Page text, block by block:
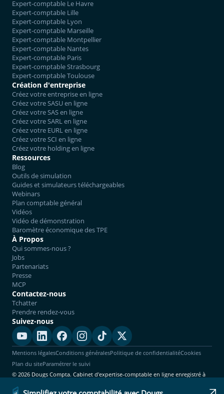
Expert-comptable Le Havre
Expert-comptable Lille
Expert-comptable Lyon
Expert-comptable Marseille
Expert-comptable Montpellier
Expert-comptable Nantes
Expert-comptable Paris
Expert-comptable Strasbourg
Expert-comptable Toulouse
Création d'entreprise
Créez votre entreprise en ligne
Créez votre SASU en ligne
Créez votre SAS en ligne
Créez votre SARL en ligne
Créez votre EURL en ligne
Créez votre SCI en ligne
Créez votre holding en ligne
Ressources
Blog
Outils de simulation
Guides et simulateurs téléchargeables
Webinars
Plan comptable général
Vidéos
Vidéo de démonstration
Baromètre économique des TPE
À Propos
Qui sommes-nous ?
Jobs
Partenariats
Presse
MCP
Contactez-nous
Tchatter
Prendre rendez-vous
Suivez-nous
Mentions légalesConditions généralesPolitique de confidentialitéCookies
Plan du siteParamétrer le suivi
© 2026 Dougs Compta. Cabinet d'expertise-comptable en ligne enregistré à
l'Ordre. Tous droits réservés.